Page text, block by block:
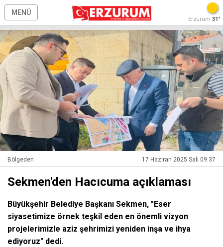
MENÜ
Erzurum 31°
Bölgeden 17 Haziran 2025 Salı 09:37
Sekmen'den Hacıcuma açıklaması
Büyükşehir Belediye Başkanı Sekmen, "Eser
siyasetimize örnek teşkil eden en önemli vizyon
projelerimizle aziz şehrimizi yeniden inşa ve ihya
ediyoruz" dedi.